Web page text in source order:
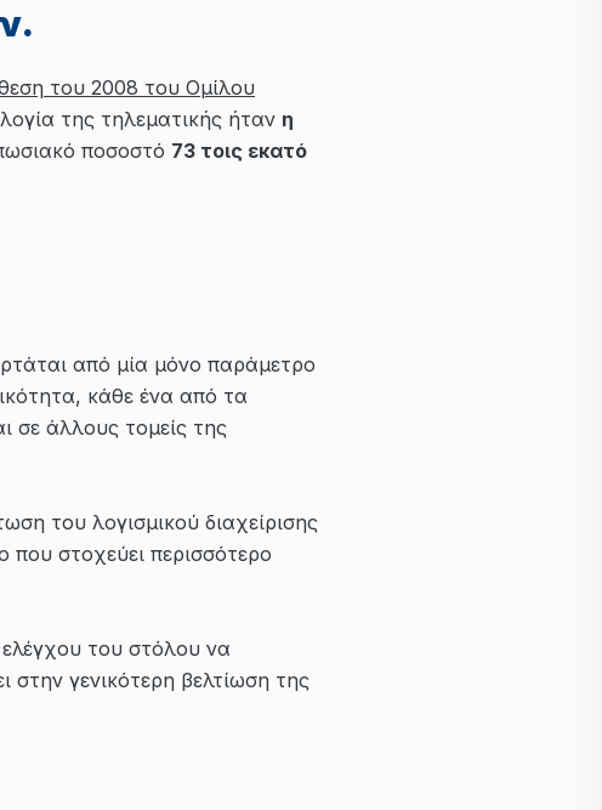
του 2008 του Ομίλου
της τηλεματικής ήταν η
ποσοστό 73 τοις εκατό
από μία μόνο παράμετρο
κάθε ένα από τα
σε άλλους τομείς της
του λογισμικού διαχείρισης
που στοχεύει περισσότερο
του στόλου να
στην γενικότερη βελτίωση της